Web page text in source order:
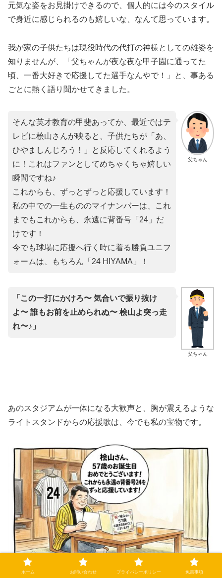
元気な姿をお見掛けできるので、個人的には今のスタイル
で身近に感じられるのも嬉しいな、なんて思っています。
​我が家の子供たちは現役時代の代打の神様としての雄姿を
知りませんが、「父ちゃんが夜な夜な甲子園に通ってた
頃、一番大好きで応援してた選手なんやで！」と、事ある
ごとに熱く語り聞かせてきました。
父ちゃん
​そんな英才教育の甲斐あってか、最近ではテ
レビに桧山さんが映ると、子供たちが「あ、
ひやましんじろう！」と反応してくれるよう
に！これはファンとしてめちゃくちゃ嬉しい
瞬間ですね♪
​これからも、ずっとずっと応援しています！
私の中での一生もののマイナンバーは、これ
までもこれからも、永遠に背番号「24」だ
けです！
今でも球場に応援へ行く時に着る勝負ユニフ
ォームは、もちろん「24 HIYAMA」！
父ちゃん
「この一打にかけろ〜 気合いで振り抜け
よ〜 誰もお前を止められぬ〜 桧山よ突っ走
れ〜♪」
​あのスタジアムが一体になる大歓声と、胸が震えるような
ライトスタンドからの応援歌は、今でも私の宝物です。
ホーム お問い合わせ プライバシーポリシー 免責事項